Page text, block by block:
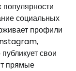
социальных
профили
свои
прямые